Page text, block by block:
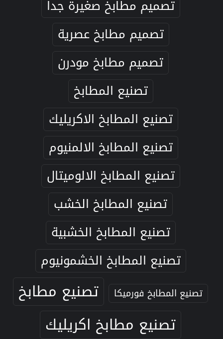
تصميم مطابخ صغيرة جدا
تصميم مطابخ عصرية
تصميم مطابخ مودرن
تصنيع المطابخ
تصنيع المطابخ الاكريليك
تصنيع المطابخ الالمنيوم
تصنيع المطابخ الالوميتال
تصنيع المطابخ الخشب
تصنيع المطابخ الخشبية
تصنيع المطابخ الخشمونيوم
تصنيع المطابخ فورميكا
تصنيع مطابخ
تصنيع مطابخ اكريليك